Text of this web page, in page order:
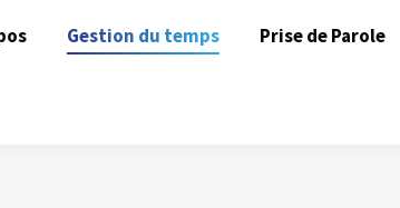
Gestion du temps Prise de Parole